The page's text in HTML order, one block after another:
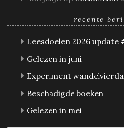
recente
Leesdoelen 2026 update
Gelezen in juni
Experiment
Beschadigde boeken
Gelezen in mei